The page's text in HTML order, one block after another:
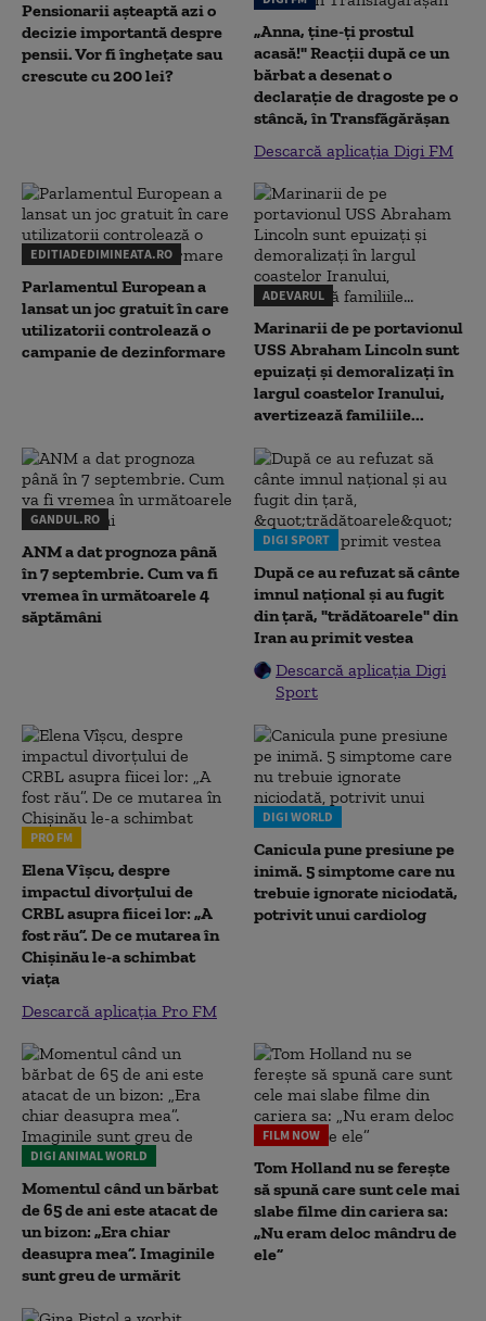
Pensionarii așteaptă azi o
decizie importantă despre
pensii. Vor fi înghețate sau
crescute cu 200 lei?
„Anna, ţine-ţi prostul
acasă!" Reacţii după ce un
bărbat a desenat o
declaraţie de dragoste pe o
stâncă, în Transfăgărăşan
Descarcă aplicația Digi FM
EDITIADEDIMINEATA.RO
Parlamentul European a
lansat un joc gratuit în care
utilizatorii controlează o
campanie de dezinformare
ADEVARUL
Marinarii de pe portavionul
USS Abraham Lincoln sunt
epuizați și demoralizați în
largul coastelor Iranului,
avertizează familiile...
GANDUL.RO
ANM a dat prognoza până
în 7 septembrie. Cum va fi
vremea în următoarele 4
săptămâni
DIGI SPORT
După ce au refuzat să cânte
imnul naţional şi au fugit
din ţară, "trădătoarele" din
Iran au primit vestea
Descarcă aplicația Digi
Sport
PRO FM
Elena Vîșcu, despre
impactul divorțului de
CRBL asupra fiicei lor: „A
fost rău”. De ce mutarea în
Chișinău le-a schimbat
viața
Descarcă aplicația Pro FM
DIGI WORLD
Canicula pune presiune pe
inimă. 5 simptome care nu
trebuie ignorate niciodată,
potrivit unui cardiolog
DIGI ANIMAL WORLD
Momentul când un bărbat
de 65 de ani este atacat de
un bizon: „Era chiar
deasupra mea”. Imaginile
sunt greu de urmărit
FILM NOW
Tom Holland nu se ferește
să spună care sunt cele mai
slabe filme din cariera sa:
„Nu eram deloc mândru de
ele”